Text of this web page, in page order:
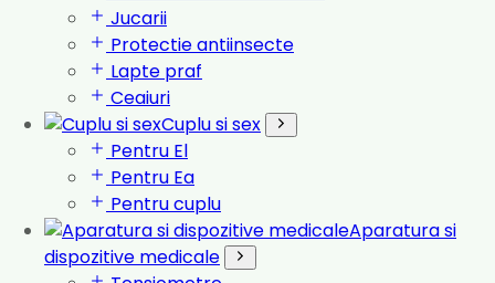
Jucarii
Protectie antiinsecte
Lapte praf
Ceaiuri
Cuplu si sex
Pentru El
Pentru Ea
Pentru cuplu
Aparatura si
dispozitive medicale